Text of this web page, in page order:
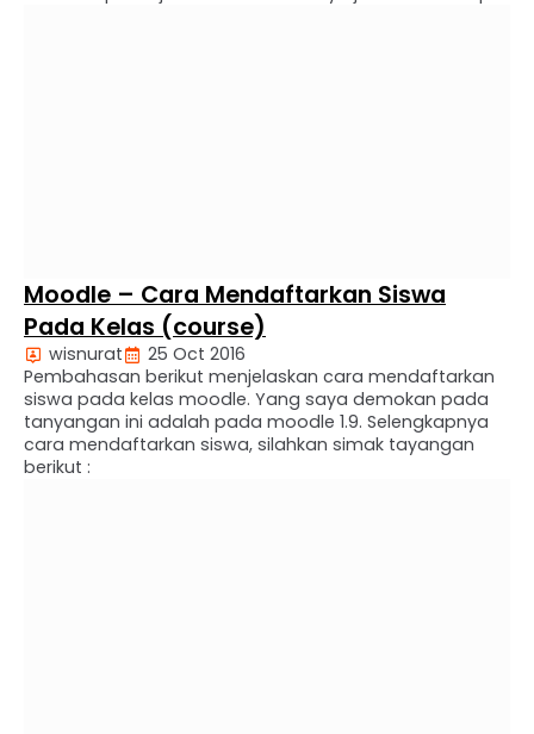
Moodle – Cara Mendaftarkan Siswa
Pada Kelas (course)
wisnurat
25 Oct 2016
Pembahasan berikut menjelaskan cara mendaftarkan
siswa pada kelas moodle. Yang saya demokan pada
tanyangan ini adalah pada moodle 1.9. Selengkapnya
cara mendaftarkan siswa, silahkan simak tayangan
berikut :